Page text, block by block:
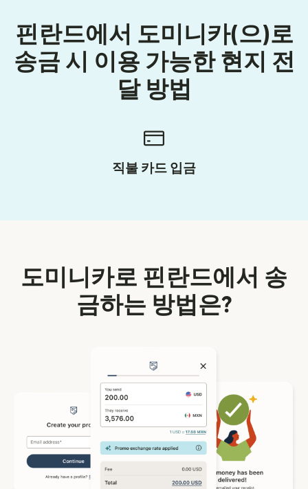
핀란드에서 도미니카(으)로
송금 시 이용 가능한 현지 전
달 방법
직불 카드 입금
도미니카로 핀란드에서 송
금하는 방법은?